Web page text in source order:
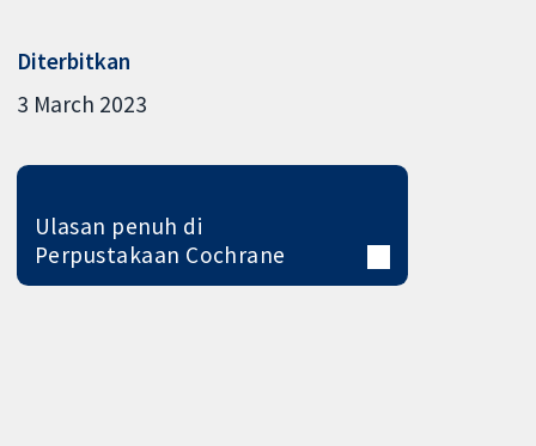
Diterbitkan
3 March 2023
Ulasan penuh di
Perpustakaan Cochrane